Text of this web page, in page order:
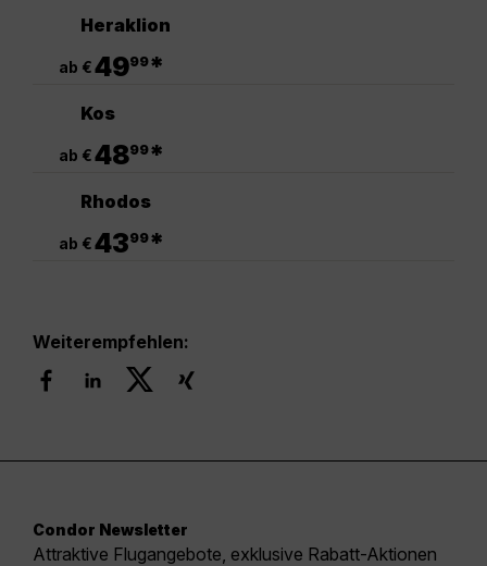
Heraklion
ab €4999*
Kos
ab €4899*
Rhodos
ab €4399*
Weiterempfehlen:
Condor Newsletter
Attraktive Flugangebote, exklusive Rabatt-Aktionen